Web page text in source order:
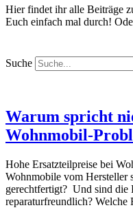
Hier findet ihr alle Beiträge
Euch einfach mal durch!
Suche
Warum spricht
Wohnmobil-
Hohe Ersatzteilpreise bei
Wohnmobile vom Hersteller
gerechtfertigt? Und sind die
reparaturfreundlich? Welche